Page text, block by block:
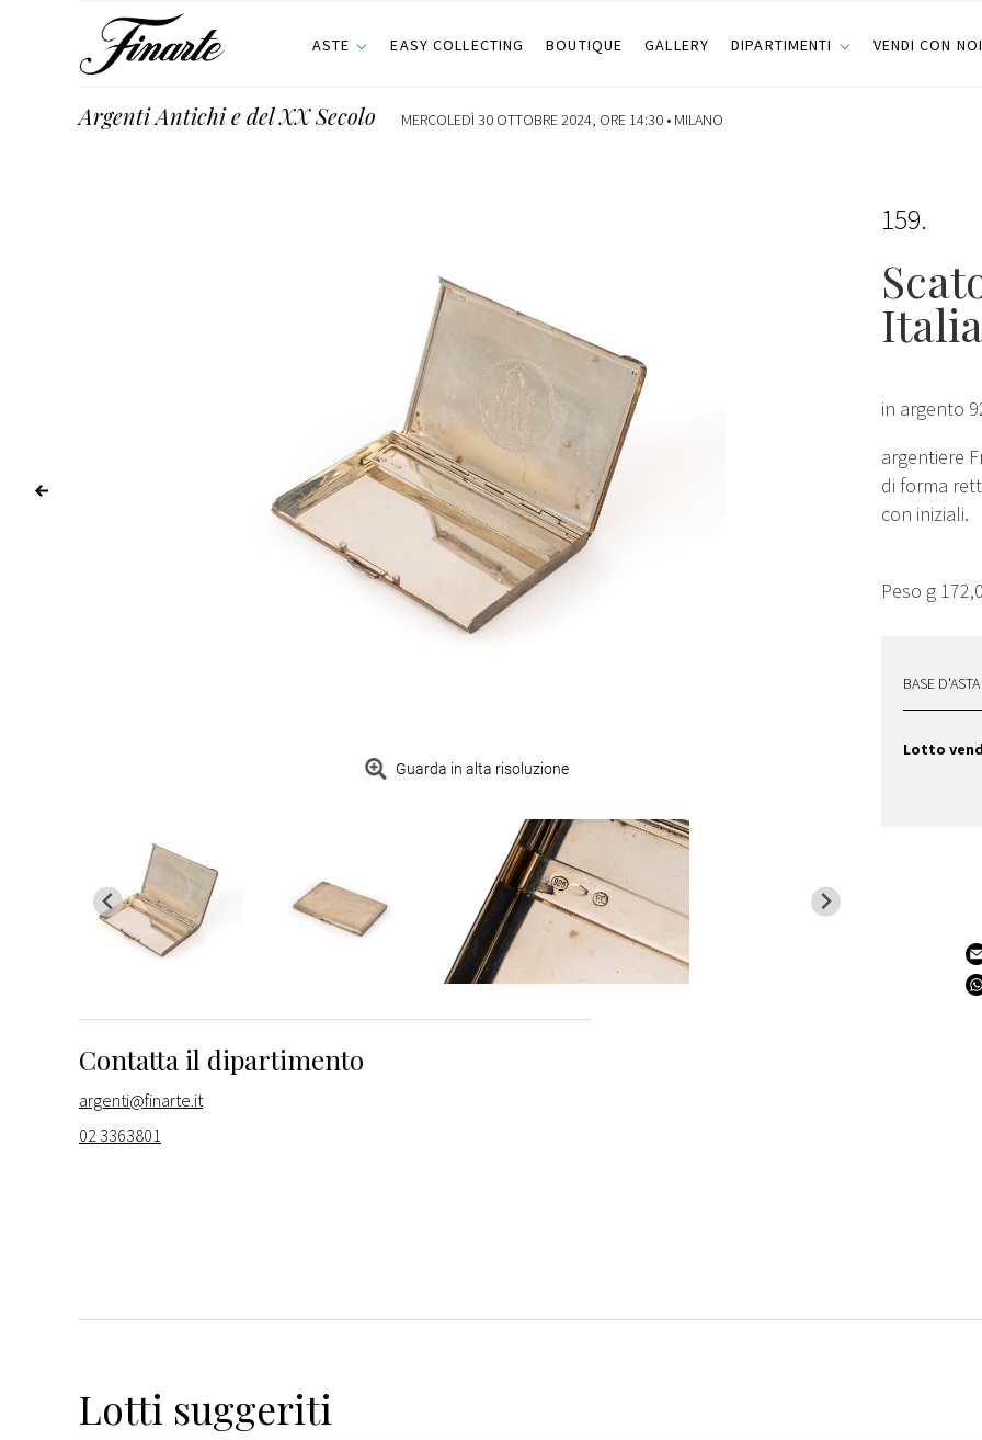
ASTE EASY COLLECTING BOUTIQUE GALLERY DIPARTIMENTI VENDI CON NOI
Argenti Antichi e del XX Secolo MERCOLEDÌ 30 OTTOBRE 2024, ORE 14:30 • MILANO
Guarda in alta risoluzione
159
in argento
argentiere
di forma
con iniziali.
Peso g
BASE D'ASTA
Lotto
Contatta il dipartimento
argenti@finarte.it
02 3363801
Lotti suggeriti